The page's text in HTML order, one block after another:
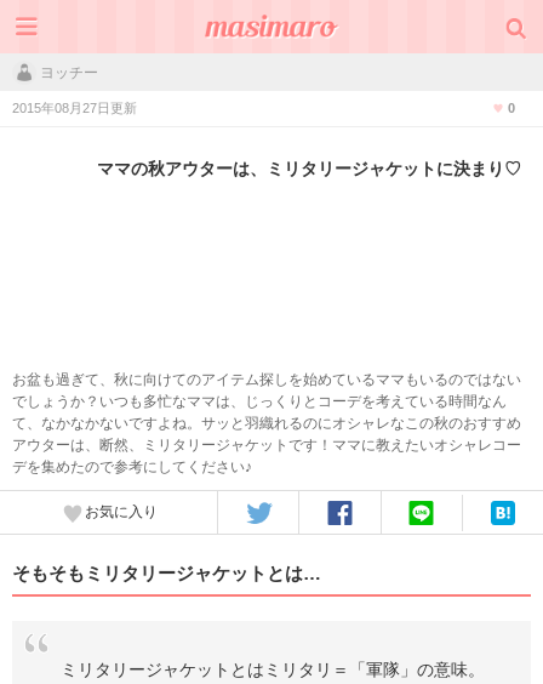
ヨッチー
2015年08月27日更新 0
ママの秋アウターは、ミリタリージャケットに決まり♡
お盆も過ぎて、秋に向けてのアイテム探しを始めているママもいるのではない
でしょうか？いつも多忙なママは、じっくりとコーデを考えている時間なん
て、なかなかないですよね。サッと羽織れるのにオシャレなこの秋のおすすめ
アウターは、断然、ミリタリージャケットです！ママに教えたいオシャレコー
デを集めたので参考にしてください♪
お気に入り
そもそもミリタリージャケットとは…
ミリタリージャケットとはミリタリ＝「軍隊」の意味。